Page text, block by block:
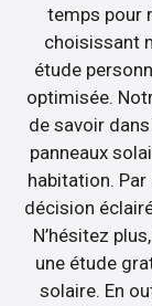
temps pour
choisissant
étude
optimisée.
de savoir
panneaux
habitation.
décision
N’hésitez
une étude
solaire. En